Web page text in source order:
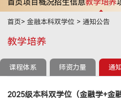
教授/研究
双聘师资
学术洞见
首页项目概况招生信息教学培养
首页> 金融本科双学位 > 通知公告
教学培养
课程体系 师资力量 通
2025级本科双学位（金融学+金